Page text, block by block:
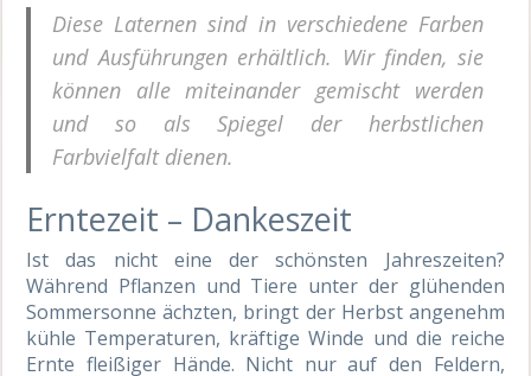
Diese Laternen sind in verschiedene Farben
und Ausführungen erhältlich. Wir finden, sie
können alle miteinander gemischt werden
und so als Spiegel der herbstlichen
Farbvielfalt dienen.
Erntezeit – Dankeszeit
Ist das nicht eine der schönsten Jahreszeiten?
Während Pflanzen und Tiere unter der glühenden
Sommersonne ächzten, bringt der Herbst angenehm
kühle Temperaturen, kräftige Winde und die reiche
Ernte fleißiger Hände. Nicht nur auf den Feldern,